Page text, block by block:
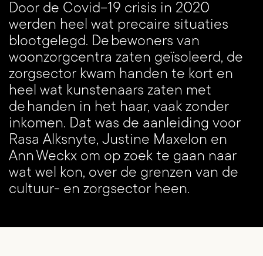
Door de Covid-19 crisis in 2020
werden heel wat precaire situaties
blootgelegd. De bewoners van
woonzorgcentra zaten geïsoleerd, de
zorgsector kwam handen te kort en
heel wat kunstenaars zaten met
de handen in het haar, vaak zonder
inkomen. Dat was de aanleiding voor
Rasa Alksnyte, Justine Maxelon en
Ann Weckx om op zoek te gaan naar
wat wel kon, over de grenzen van de
cultuur- en zorgsector heen.